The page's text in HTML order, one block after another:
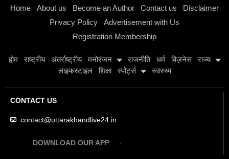
Home About us Become an Author Contact us
Disclaimer
Privacy Policy
Advertisement with Us
Registration Membership
होम राष्ट्रीय अंतर्राष्ट्रीय मनोरंजन राजनीति धर्म बिज़नेस
राज्य
लाइफस्टाइल
शिक्षा स्पोर्ट्स स्वास्थ्य
CONTACT US
contact@uttarakhandlive24.in
DOWNLOAD OUR APP